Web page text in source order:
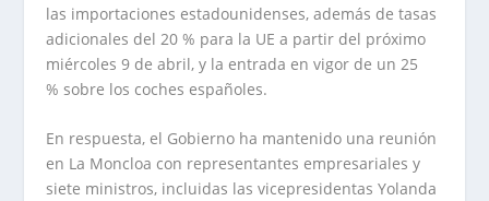
las importaciones estadounidenses, además de tasas
adicionales del 20 % para la UE a partir del próximo
miércoles 9 de abril, y la entrada en vigor de un 25
% sobre los coches españoles.
En respuesta, el Gobierno ha mantenido una reunión
en La Moncloa con representantes empresariales y
siete ministros, incluidas las vicepresidentas Yolanda